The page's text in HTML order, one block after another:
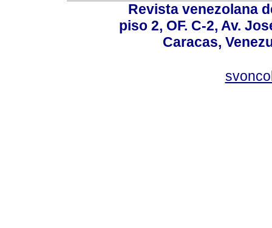
Revista venezolana
piso 2, OF. C-2, Av.
Caracas,